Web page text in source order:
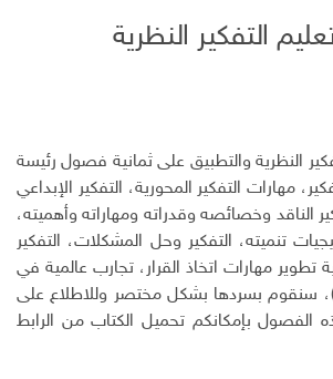
التفكير النظرية
النظرية والتطبيق على ثمانية فصول رئيسة
مهارات التفكير المحورية، التفكير الإبداعي
الناقد وخصائصه وقدراته ومهاراته وأهميته،
تنميته، التفكير وحل المشكلات، التفكير
تطوير مهارات اتخاذ القرار، تجارب عالمية في
سنقوم بسردها بشكل مختصر وللاطلاع على
الفصول بإمكانكم تحميل الكتاب من الرابط